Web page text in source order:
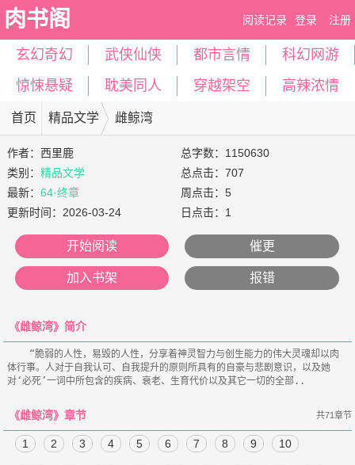
肉书阁 阅读记录 登录 注册
玄幻奇幻 武侠仙侠 都市言情
科幻网游
惊悚悬疑
耽美同人 穿越架空 高辣浓情
首页 精品文学 雌鲸湾
作者：西里鹿
类别：精品文学
最新：64·终章
更新时间： 2026-03-24
总字数：1150630
总点击：707
周点击：5
日点击：1
开始阅读 催更
加入书架 报错
《雌鲸湾》简介
体行事。人对于自我认可、自我提升的原则所具有的自豪与悲剧意识，以及她
《雌鲸湾》章节 共71章节
1 2 3 4 5 6 7 8 9 10